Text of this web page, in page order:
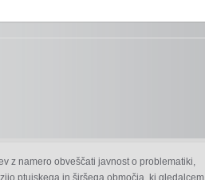
z namero obveščati javnost o problematiki,
ptujskega in širšega območja, ki gledalcem